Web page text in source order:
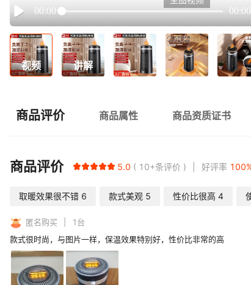
Play
00:00 00:00
视频 讲解
商品评价 商品属性 商品资质证书
商品评价 5.0 10+条评价 好评率 100
取暖效果很不错 6 款式美观 5 性价比很高 4
匿名购买 1台
款式很时尚，与图片一样，保温效果特别好，性价比非常的高